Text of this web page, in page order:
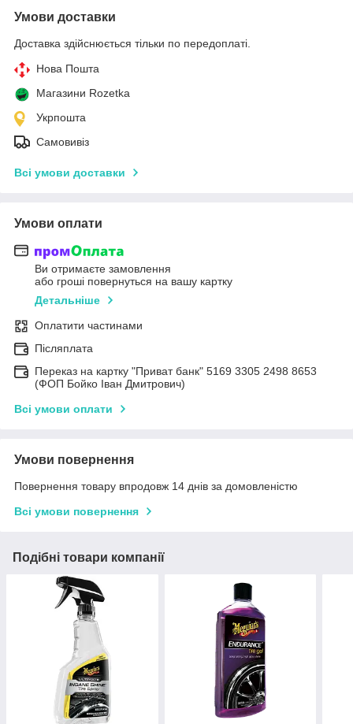
Умови доставки
Доставка здійснюється тільки по передоплаті.
Нова Пошта
Магазини Rozetka
Укрпошта
Самовивіз
Всі умови доставки
Умови оплати
Ви отримаєте замовлення
або гроші повернуться на вашу картку
Детальніше
Оплатити частинами
Післяплата
Переказ на картку "Приват банк" 5169 3305 2498 8653
(ФОП Бойко Іван Дмитрович)
Всі умови оплати
Умови повернення
Повернення товару впродовж 14 днів за домовленістю
Всі умови повернення
Подібні товари компанії